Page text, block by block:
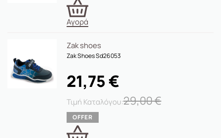
Αγορά
Zak shoes
Zak Shoes Sd26053
29,00€
21,75€